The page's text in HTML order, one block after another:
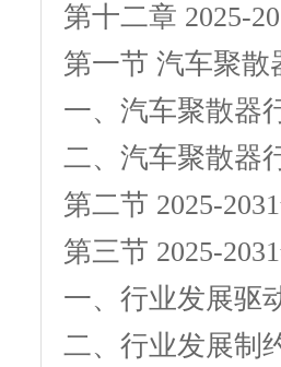
第十二章 2025-
第一节 汽车聚散
一、汽车聚散器
二、汽车聚散器
第二节 2025-
第三节 2025-
一、行业发展驱
二、行业发展制